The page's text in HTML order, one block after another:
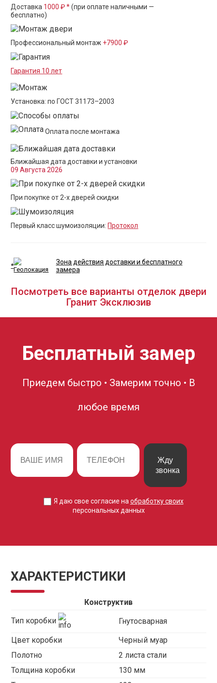
Доставка 1000 ₽ *(при оплате наличными —
бесплатно)
Профессиональный монтаж +7900 ₽
Гарантия 10 лет
Установка: по ГОСТ 31173–2003
Оплата после монтажа
Ближайшая дата доставки и установки
09 Августа 2026
При покупке от 2-х дверей скидки
Первый класс шумоизоляции: Протокол
*
Зона действия доставки и бесплатного
замера
Посмотреть все варианты отделок двери
Гранит Эксклюзив
Бесплатный замер
Приедем быстро • Замерим точно • В
любое время
Жду
звонка
Я даю свое согласие на обработку своих
персональных данных
ХАРАКТЕРИСТИКИ
Конструктив
Тип коробки Гнутосварная
Цвет коробки
Черный муар
Полотно
2 листа стали
Толщина коробки
130 мм